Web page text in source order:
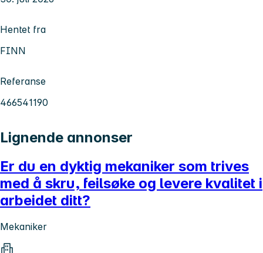
Hentet fra
FINN
Referanse
466541190
Lignende annonser
Er du en dyktig mekaniker som trives
med å skru, feilsøke og levere kvalitet i
arbeidet ditt?
Mekaniker